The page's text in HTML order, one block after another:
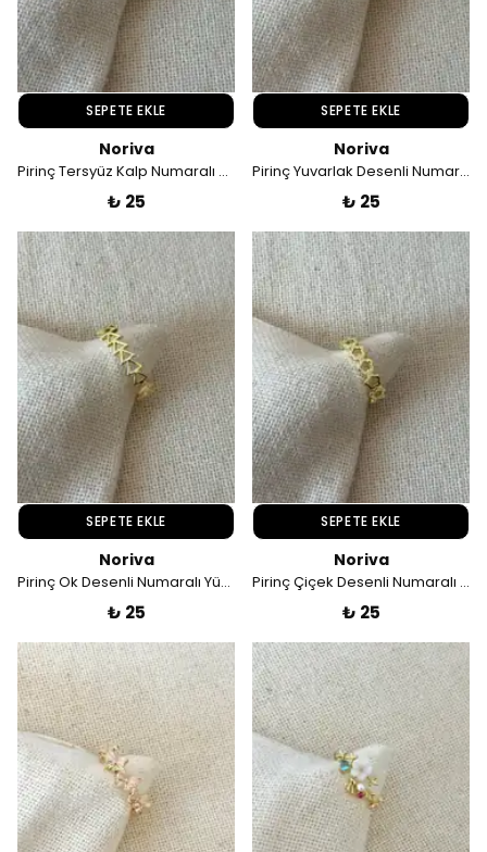
SEPETE EKLE
Noriva
Pirinç Tersyüz Kalp Numaralı Yüzük
₺ 25
SEPETE EKLE
Noriva
Pirinç Yuvarlak Desenli Numaralı Yüzük
₺ 25
SEPETE EKLE
Noriva
Pirinç Ok Desenli Numaralı Yüzük
₺ 25
SEPETE EKLE
Noriva
Pirinç Çiçek Desenli Numaralı Yüzük
₺ 25